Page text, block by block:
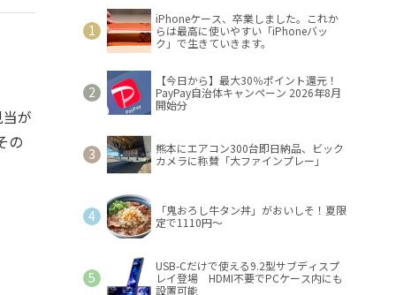
が
の
iPhoneケース、卒業しました。これか
らは最高に使いやすい「iPhoneバッ
ク」で生きていきます。
【今日から】最大30％ポイント還元！
PayPay自治体キャンペーン 2026年8月
開始分
熊本にエアコン300台即日納品、ビック
カメラに称賛「大ファインプレー」
「鬼おろし牛タン丼」がおいしそ！夏限
定で1110円～
USB-Cだけで使える9.2型サブディスプ
レイ登場 HDMI不要でPCケース内にも
設置可能